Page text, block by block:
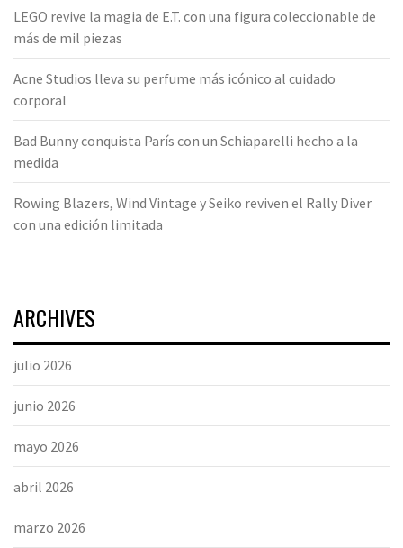
LEGO revive la magia de E.T. con una figura coleccionable de
más de mil piezas
Acne Studios lleva su perfume más icónico al cuidado
corporal
Bad Bunny conquista París con un Schiaparelli hecho a la
medida
Rowing Blazers, Wind Vintage y Seiko reviven el Rally Diver
con una edición limitada
ARCHIVES
julio 2026
junio 2026
mayo 2026
abril 2026
marzo 2026